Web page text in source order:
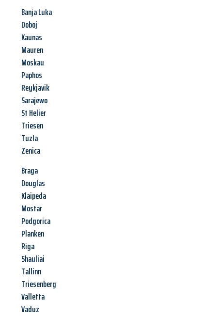
Banja Luka
Doboj
Kaunas
Mauren
Moskau
Paphos
Reykjavik
Sarajewo
St Helier
Triesen
Tuzla
Zenica
Braga
Douglas
Klaipeda
Mostar
Podgorica
Planken
Riga
Shauliai
Tallinn
Triesenberg
Valletta
Vaduz